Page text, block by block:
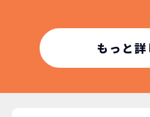
ノウハウを集約するこ
価設定」を実現しまし
また特定の車両に絞る
もっと詳